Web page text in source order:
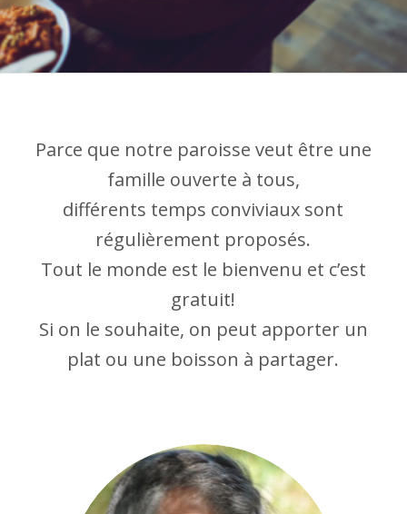
Parce que notre paroisse veut être une
famille ouverte à tous,
différents temps conviviaux sont
régulièrement proposés.
Tout le monde est le bienvenu et c’est
gratuit!
Si on le souhaite, on peut apporter un
plat ou une boisson à partager.